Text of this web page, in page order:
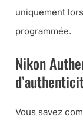
uniquement
programmée.
Nikon
Vous savez